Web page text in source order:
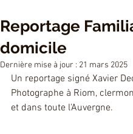
Reportage
domicile
Dernière mise à jour : 21 mars 2025
Un reportage signé Xavier
Photographe à Riom,
et dans toute l'Auvergne.